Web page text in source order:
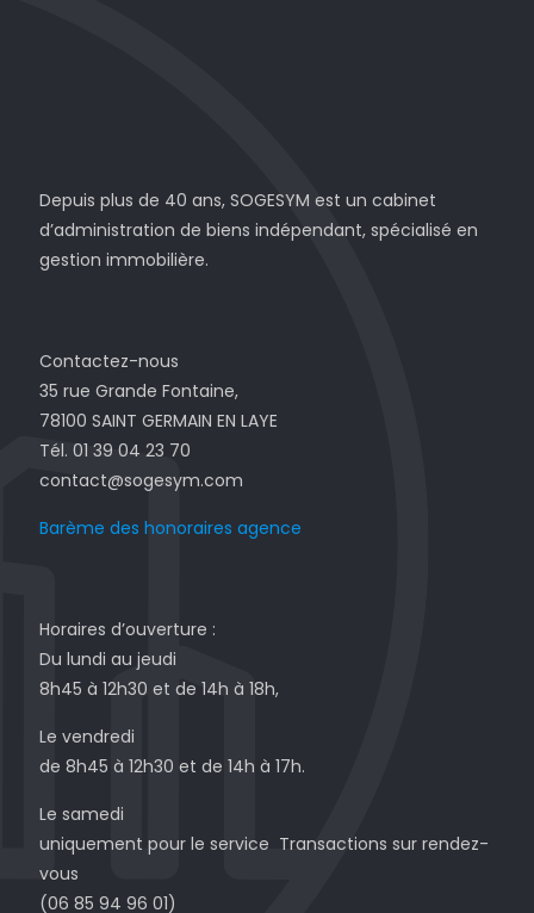
Depuis plus de 40 ans, SOGESYM est un cabinet
d’administration de biens indépendant, spécialisé en
gestion immobilière.
Contactez-nous
35 rue Grande Fontaine,
78100 SAINT GERMAIN EN LAYE
Tél. 01 39 04 23 70
contact@sogesym.com
Barème des honoraires agence
Horaires d’ouverture :
Du lundi au jeudi
8h45 à 12h30 et de 14h à 18h,
Le vendredi
de 8h45 à 12h30 et de 14h à 17h.
Le samedi
uniquement pour le service Transactions sur rendez-
vous
(06 85 94 96 01)